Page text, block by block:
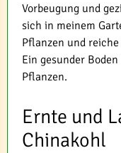
Vorbeugung und
sich in meinem
Pflanzen und
Ein gesunder
Pflanzen.
Ernte und
Chinakohl